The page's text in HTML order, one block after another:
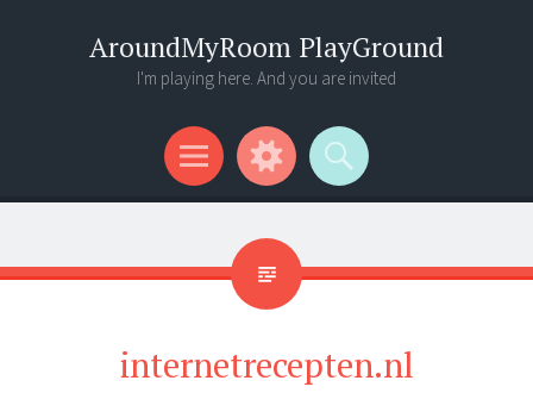
AroundMyRoom PlayGround
I'm playing here. And you are invited
Menu
Widgets
Search
internetrecepten.nl